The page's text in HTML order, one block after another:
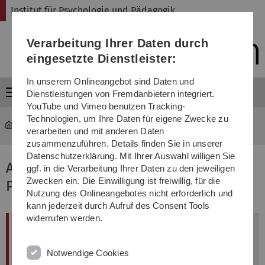
Direkt
Direkt
Direkt
(Sprache,
Drucken,
Media)
Direkt
Direkt
Institut für Psychologie und Pädagogik
Menü
Meldungen aus dem Institut
Alle Neuigkeiten des Instituts für
Psychologie und Pädagogik
Psychologie und Pädagogik: personelle
Wechsel bei wichtigen Ämtern im Oktober
Verarbeitung Ihrer Daten durch
eingesetzte Dienstleister:
In unserem Onlineangebot sind Daten und
Dienstleistungen von Fremdanbietern integriert.
YouTube und Vimeo benutzen Tracking-
Technologien, um Ihre Daten für eigene Zwecke zu
verarbeiten und mit anderen Daten
zusammenzuführen. Details finden Sie in unserer
Datenschutzerklärung. Mit Ihrer Auswahl willigen Sie
ggf. in die Verarbeitung Ihrer Daten zu den jeweiligen
Zwecken ein. Die Einwilligung ist freiwillig, für die
Nutzung des Onlineangebotes nicht erforderlich und
kann jederzeit durch Aufruf des Consent Tools
widerrufen werden.
Notwendige Cookies